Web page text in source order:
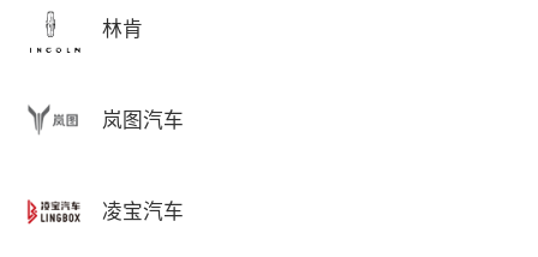
林肯
岚图汽车
凌宝汽车